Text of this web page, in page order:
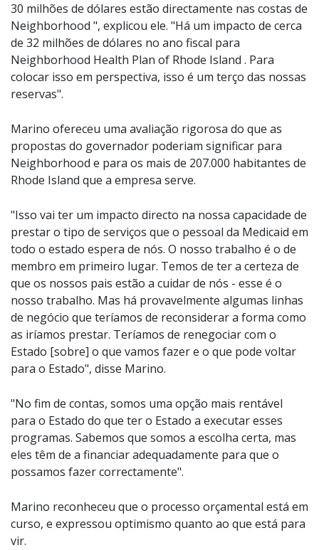
30 milhões de dólares estão directamente nas costas de
Neighborhood ", explicou ele. "Há um impacto de cerca
de 32 milhões de dólares no ano fiscal para
Neighborhood Health Plan of Rhode Island . Para
colocar isso em perspectiva, isso é um terço das nossas
reservas".
Marino ofereceu uma avaliação rigorosa do que as
propostas do governador poderiam significar para
Neighborhood e para os mais de 207.000 habitantes de
Rhode Island que a empresa serve.
"Isso vai ter um impacto directo na nossa capacidade de
prestar o tipo de serviços que o pessoal da Medicaid em
todo o estado espera de nós. O nosso trabalho é o de
membro em primeiro lugar. Temos de ter a certeza de
que os nossos pais estão a cuidar de nós - esse é o
nosso trabalho. Mas há provavelmente algumas linhas
de negócio que teríamos de reconsiderar a forma como
as iríamos prestar. Teríamos de renegociar com o
Estado [sobre] o que vamos fazer e o que pode voltar
para o Estado", disse Marino.
"No fim de contas, somos uma opção mais rentável
para o Estado do que ter o Estado a executar esses
programas. Sabemos que somos a escolha certa, mas
eles têm de a financiar adequadamente para que o
possamos fazer correctamente".
Marino reconheceu que o processo orçamental está em
curso, e expressou optimismo quanto ao que está para
vir.